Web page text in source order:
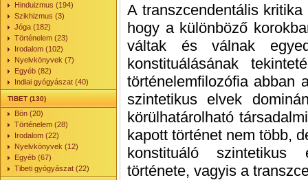
Hinduizmus (194)
Szikhizmus (3)
Jóga (182)
Történelem (23)
Irodalom (102)
Nyelvkönyvek (7)
Egyéb (82)
Indiai gyógyászat (40)
TIBET (130)
Bön (20)
Történelem (28)
Irodalom (22)
Nyelvkönyvek (12)
Egyéb (67)
Tibeti gyógyászat (22)
A transzcendentális
hogy a különböző
váltak és válnak
konstituálásának
történelemfilozófia abban
szintetikus elvek
körülhatárolható
kapott történet nem több,
konstituáló szintetikus
története, vagyis a